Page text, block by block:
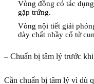
Vòng đồng có tác
gặp trứng.
Vòng nội tiết giải
dày chất nhầy cổ tử
– Chuẩn bị tâm lý trước
Cần chuẩn bị tâm lý vì dù